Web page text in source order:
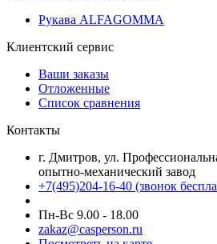
Рукава ALFAGOMMA
Клиентский сервис
Ваши заказы
Отложенные
Список сравнения
Контакты
г. Дмитров, ул.
опытно-механический завод
+7(495)204-16-40 (звонок
Пн-Вс 9.00 - 18.00
zakaz@casperson.ru